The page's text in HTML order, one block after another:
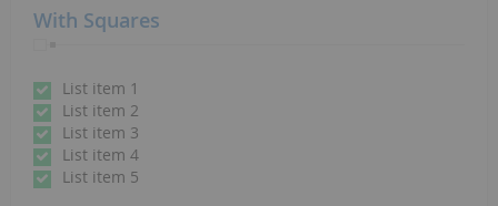
With Squares
List item 1
List item 2
List item 3
List item 4
List item 5